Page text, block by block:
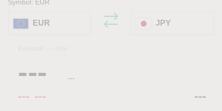
Symbol: EUR
EUR JPY
--- ---
--- --- ---